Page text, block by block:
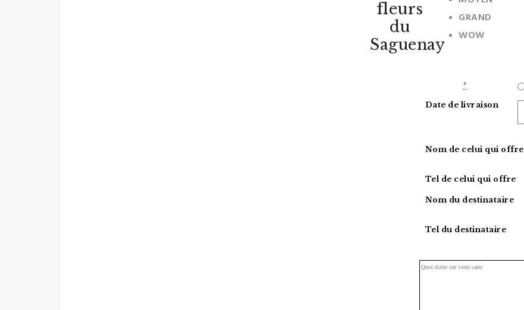
fleurs
du
Saguenay
GRAND
WOW
*
Date de livraison
Nom de celui qui offre
Tel de celui qui offre
Nom du destinataire
Tel du destinataire